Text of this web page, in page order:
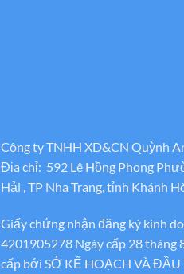
Công ty TNHH XD&CN Quỳnh
Địa chỉ: 592 Lê Hồng Phong
Hải , TP Nha Trang, tỉnh Khánh
Giấy chứng nhận đăng ký kinh
4201905278 Ngày cấp 28 tháng
cấp bới SỞ KẾ HOẠCH VÀ ĐẦU